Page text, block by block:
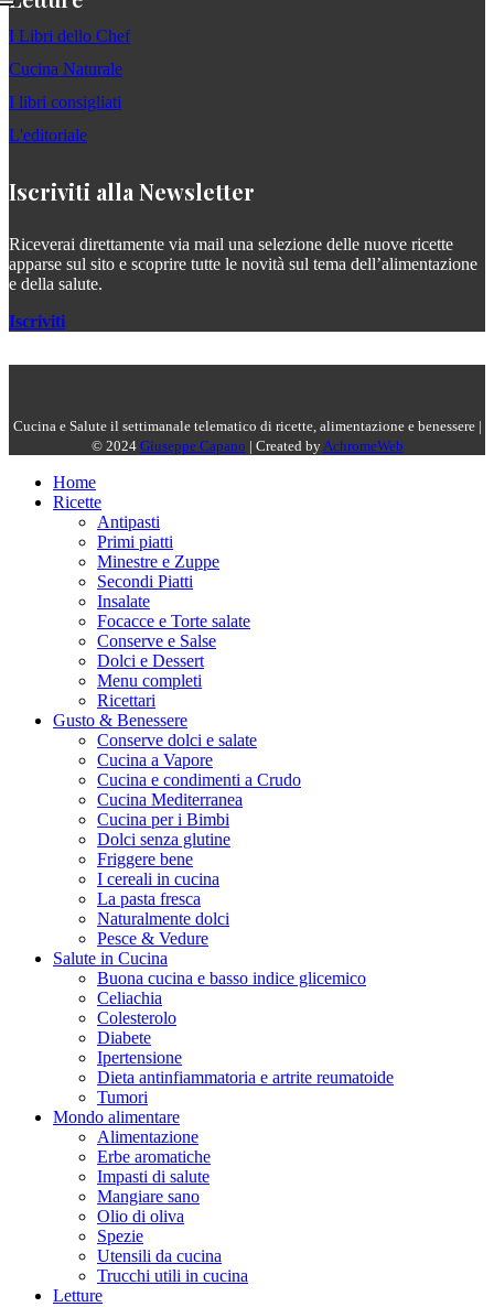
I Libri dello Chef
Cucina Naturale
I libri consigliati
L'editoriale
Iscriviti alla Newsletter
Riceverai direttamente via mail una selezione delle nuove ricette
apparse sul sito e scoprire tutte le novità sul tema dell’alimentazione
e della salute.
Iscriviti
Cucina e Salute il settimanale telematico di ricette, alimentazione e benessere |
© 2024 Giuseppe Capano | Created byAchromeWeb
Home
Ricette
Antipasti
Primi piatti
Minestre e Zuppe
Secondi Piatti
Insalate
Focacce e Torte salate
Conserve e Salse
Dolci e Dessert
Menu completi
Ricettari
Gusto & Benessere
Conserve dolci e salate
Cucina a Vapore
Cucina e condimenti a Crudo
Cucina Mediterranea
Cucina per i Bimbi
Dolci senza glutine
Friggere bene
I cereali in cucina
La pasta fresca
Naturalmente dolci
Pesce & Vedure
Salute in Cucina
Buona cucina e basso indice glicemico
Celiachia
Colesterolo
Diabete
Ipertensione
Dieta antinfiammatoria e artrite reumatoide
Tumori
Mondo alimentare
Alimentazione
Erbe aromatiche
Impasti di salute
Mangiare sano
Olio di oliva
Spezie
Utensili da cucina
Trucchi utili in cucina
Letture